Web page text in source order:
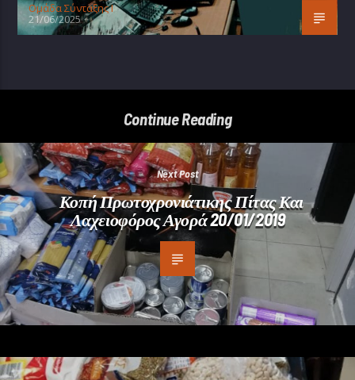
Oμάδα Σύνταξης Ι
21/06/2025
Continue Reading
Next Post
Κοπή Πρωτοχρονιάτικης Πίτας Και
Λαχειοφόρος Αγορά 20/01/2019